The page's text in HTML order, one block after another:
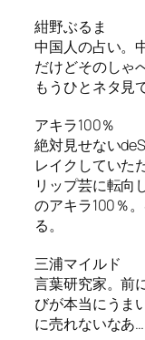
紺野ぶるま
中国人の占い。
だけどそのしゃ
もうひとネタ見
アキラ100％
絶対見せない
レイクしていた
リップ芸に転向
のアキラ100％
る。
三浦マイルド
言葉研究家。前
びが本当にうま
に売れないなあ